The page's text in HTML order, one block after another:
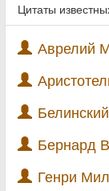
Цитаты
Аврелий
Бернард
Генри